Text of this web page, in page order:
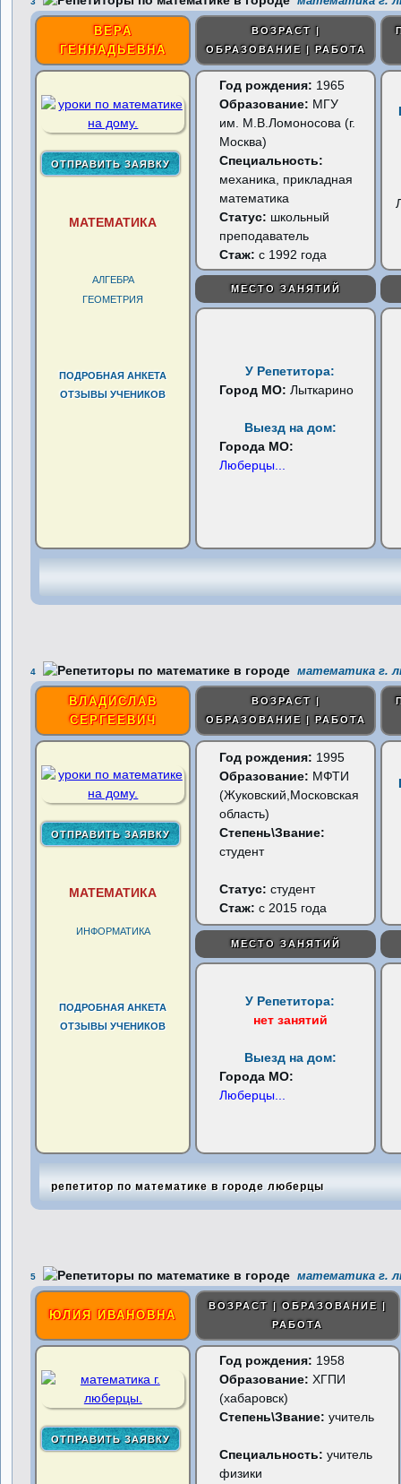
ВЕРА
ГЕННАДЬЕВНА
ВОЗРАСТ |
ОБРАЗОВАНИЕ | РАБОТА
МАТЕМАТИКА
АЛГЕБРА
ГЕОМЕТРИЯ
ПОДРОБНАЯ АНКЕТА
ОТЗЫВЫ УЧЕНИКОВ
Год рождения: 1965
Образование: МГУ
им. М.В.Ломоносова (г.
Москва)
Специальность:
механика, прикладная
математика
Статус: школьный
преподаватель
Стаж: с 1992 года
МЕСТО ЗАНЯТИЙ
У Репетитора:
Город МО:Лыткарино
Выезд на дом:
Города МО:
Люберцы
4 математика г.
ВЛАДИСЛАВ
СЕРГЕЕВИЧ
ВОЗРАСТ |
ОБРАЗОВАНИЕ | РАБОТА
МАТЕМАТИКА
ИНФОРМАТИКА
ПОДРОБНАЯ АНКЕТА
ОТЗЫВЫ УЧЕНИКОВ
Год рождения: 1995
Образование: МФТИ
(Жуковский,Московская
область)
Степень\Звание:
студент
Статус:студент
Стаж: с 2015 года
МЕСТО ЗАНЯТИЙ
У Репетитора:
нет занятий
Выезд на дом:
Города МО:
Люберцы
репетитор по математике в городе люберцы
5 математика г.
ЮЛИЯ ИВАНОВНА
ВОЗРАСТ | ОБРАЗОВАНИЕ |
РАБОТА
Год рождения: 1958
Образование: ХГПИ
(хабаровск)
Степень\Звание: учитель
Специальность: учитель
физики